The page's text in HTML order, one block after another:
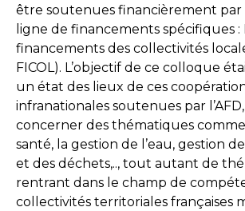
être soutenues financièrement par
ligne de financements spécifiques :
financements des collectivités
FICOL). L’objectif de ce colloque
un état des lieux de ces
infranationales soutenues par
concerner des thématiques comme
santé, la gestion de l’eau, gestion
et des déchets,.., tout autant de
rentrant dans le champ de
collectivités territoriales françaises